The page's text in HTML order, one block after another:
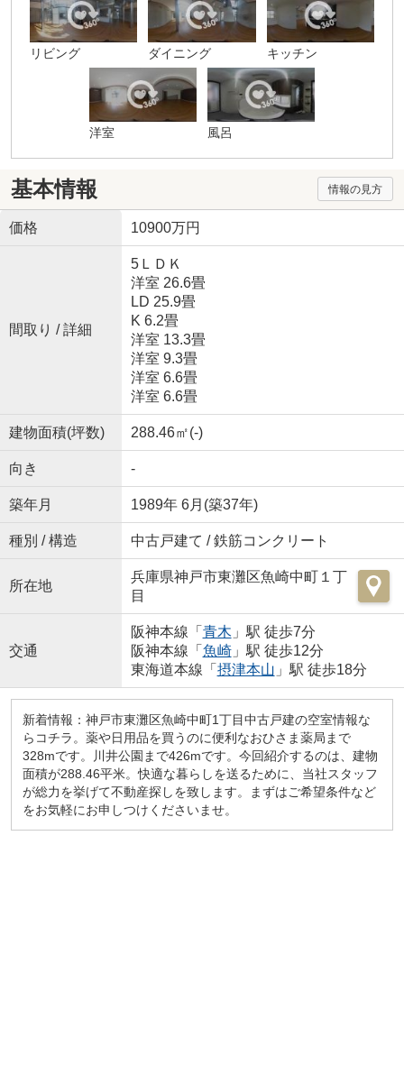
リビング ダイニング キッチン
洋室 風呂
基本情報 情報の見方
価格 10900万円
間取り / 詳細
5ＬＤＫ
洋室 26.6畳
LD 25.9畳
K 6.2畳
洋室 13.3畳
洋室 9.3畳
洋室 6.6畳
洋室 6.6畳
建物面積(坪数) 288.46㎡(-)
向き -
築年月 1989年 6月(築37年)
種別 / 構造 中古戸建て / 鉄筋コンクリート
所在地
兵庫県神戸市東灘区魚崎中町１丁
目
交通
阪神本線「 青木 」駅 徒歩7分
阪神本線「 魚崎」駅 徒歩12分
東海道本線「 摂津本山 」駅 徒歩18分
新着情報：神戸市東灘区魚崎中町1丁目中古戸建の空室情報な
らコチラ。薬や日用品を買うのに便利なおひさま薬局まで
328mです。川井公園まで426mです。今回紹介するのは、建物
面積が288.46平米。快適な暮らしを送るために、当社スタッフ
が総力を挙げて不動産探しを致します。まずはご希望条件など
をお気軽にお申しつけくださいませ。